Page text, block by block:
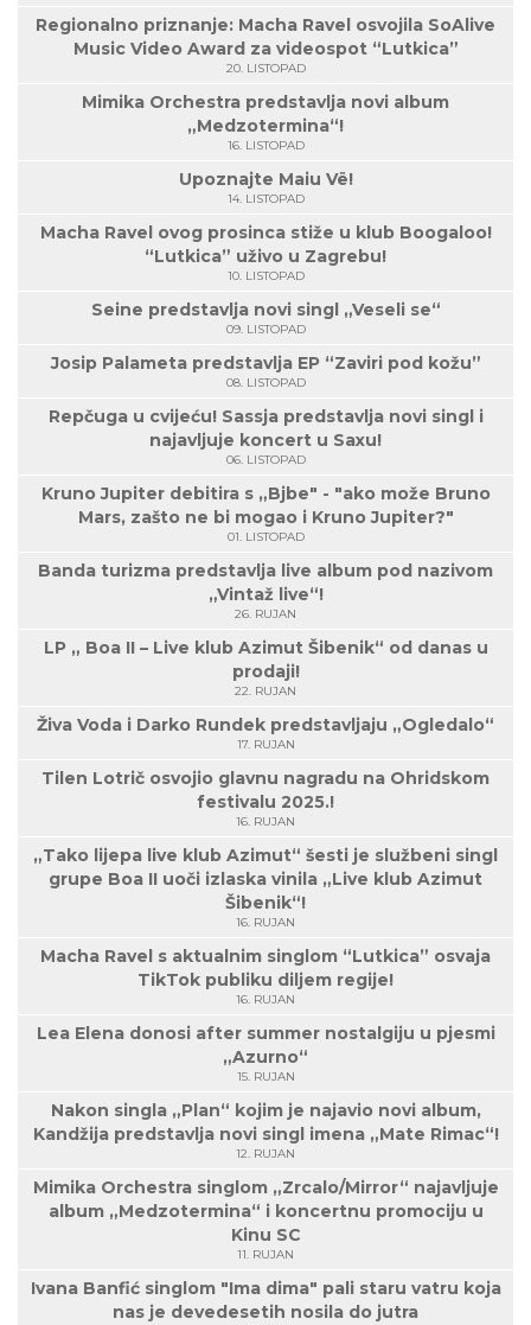
Regionalno priznanje: Macha Ravel osvojila SoAlive
Music Video Award za videospot “Lutkica”
20. LISTOPAD
Mimika Orchestra predstavlja novi album
„Medzotermina“!
16. LISTOPAD
Upoznajte Maiu Vë!
14. LISTOPAD
Macha Ravel ovog prosinca stiže u klub Boogaloo!
“Lutkica” uživo u Zagrebu!
10. LISTOPAD
Seine predstavlja novi singl „Veseli se“
09. LISTOPAD
Josip Palameta predstavlja EP “Zaviri pod kožu”
08. LISTOPAD
Repčuga u cvijeću! Sassja predstavlja novi singl i
najavljuje koncert u Saxu!
06. LISTOPAD
Kruno Jupiter debitira s „Bjbe" - "ako može Bruno
Mars, zašto ne bi mogao i Kruno Jupiter?"
01. LISTOPAD
Banda turizma predstavlja live album pod nazivom
„Vintaž live“!
26. RUJAN
LP „ Boa II – Live klub Azimut Šibenik“ od danas u
prodaji!
22. RUJAN
Živa Voda i Darko Rundek predstavljaju „Ogledalo“
17. RUJAN
Tilen Lotrič osvojio glavnu nagradu na Ohridskom
festivalu 2025.!
16. RUJAN
„Tako lijepa live klub Azimut“ šesti je službeni singl
grupe Boa II uoči izlaska vinila „Live klub Azimut
Šibenik“!
16. RUJAN
Macha Ravel s aktualnim singlom “Lutkica” osvaja
TikTok publiku diljem regije!
16. RUJAN
Lea Elena donosi after summer nostalgiju u pjesmi
„Azurno“
15. RUJAN
Nakon singla „Plan“ kojim je najavio novi album,
Kandžija predstavlja novi singl imena „Mate Rimac“!
12. RUJAN
Mimika Orchestra singlom „Zrcalo/Mirror“ najavljuje
album „Medzotermina“ i koncertnu promociju u
Kinu SC
11. RUJAN
Ivana Banfić singlom "Ima dima" pali staru vatru koja
nas je devedesetih nosila do jutra